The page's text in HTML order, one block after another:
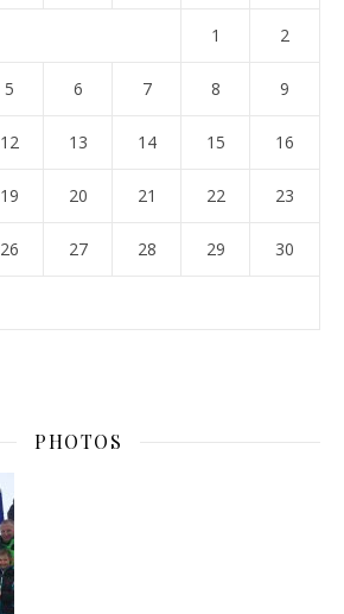
1 2
5 6 7 8 9
12 13 14 15 16
19 20 21 22 23
26 27 28 29 30
PHOTOS